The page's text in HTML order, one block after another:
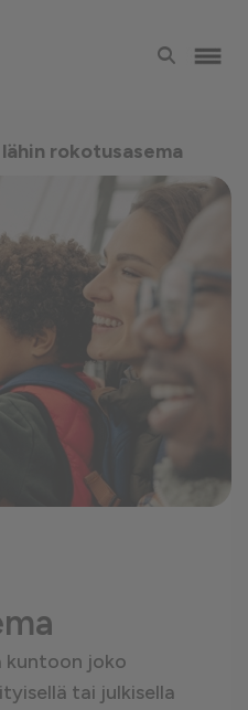
lähin rokotusasema
kuntoon joko
tai julkisella